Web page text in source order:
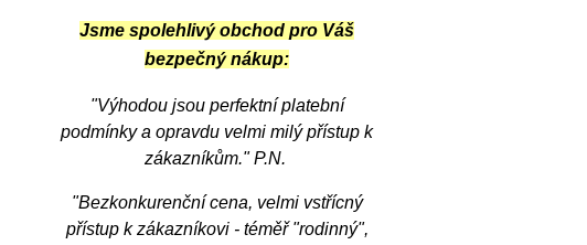
Jsme spolehlivý obchod pro Váš
bezpečný nákup:
"Výhodou jsou perfektní platební
podmínky a opravdu velmi milý přístup k
zákazníkům." P.N.
"Bezkonkurenční cena, velmi vstřícný
přístup k zákazníkovi - téměř "rodinný",